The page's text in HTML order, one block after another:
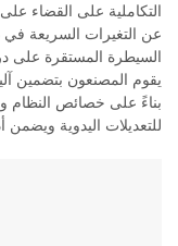
التكاملية على القضاء
عن التغيرات السريعة في
السيطرة المستقرة على
يقوم المصنعون بتضمين
بناءً على خصائص النظام
للتعديلات اليدوية ويضمن